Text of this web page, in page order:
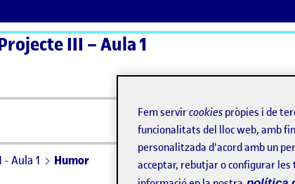
Ágora III – Aula 1
ActiFolios
- Aula 1 Humor
Fem servircookies pròpies i de
funcionalitats del lloc web, amb
personalitzada d'acord amb un
acceptar, rebutjar o configurar